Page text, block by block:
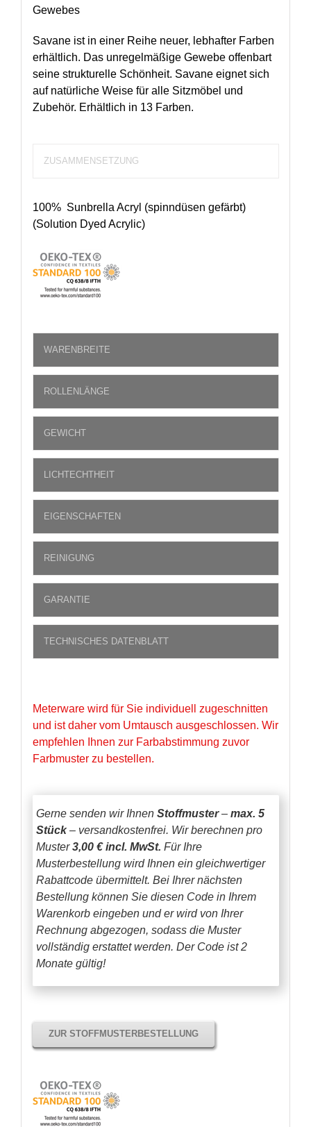
Gewebes
Savane ist in einer Reihe neuer, lebhafter Farben
erhältlich. Das unregelmäßige Gewebe offenbart
seine strukturelle Schönheit. Savane eignet sich
auf natürliche Weise für alle Sitzmöbel und
Zubehör. Erhältlich in 13 Farben.
ZUSAMMENSETZUNG
100% Sunbrella Acryl (spinndüsen gefärbt)
(Solution Dyed Acrylic)
WARENBREITE
ROLLENLÄNGE
GEWICHT
LICHTECHTHEIT
EIGENSCHAFTEN
REINIGUNG
GARANTIE
TECHNISCHES DATENBLATT
Meterware wird für Sie individuell zugeschnitten
und ist daher vom Umtausch ausgeschlossen. Wir
empfehlen Ihnen zur Farbabstimmung zuvor
Farbmuster zu bestellen.
Gerne senden wir Ihnen Stoffmuster– max. 5
Stück– versandkostenfrei. Wir berechnen pro
Muster3,00 € incl. MwSt. Für Ihre
Musterbestellung wird Ihnen ein gleichwertiger
Rabattcode übermittelt. Bei Ihrer nächsten
Bestellung können Sie diesen Code in Ihrem
Warenkorb eingeben und er wird von Ihrer
Rechnung abgezogen, sodass die Muster
vollständig erstattet werden. Der Code ist 2
Monate gültig!
ZUR STOFFMUSTERBESTELLUNG